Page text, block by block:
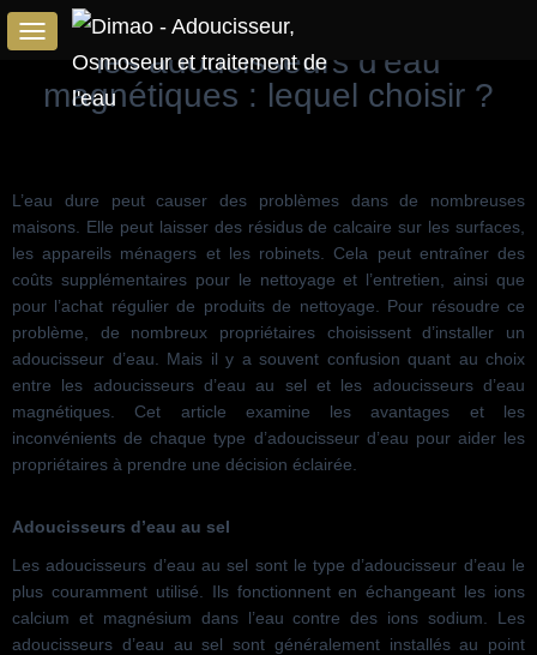
T
A
V
I
G
A
T
O
N
Les adoucisseurs d'eau au sel vs
les adoucisseurs d'eau
magnétiques : lequel choisir ?
L’eau dure peut causer des problèmes dans de nombreuses
maisons. Elle peut laisser des résidus de calcaire sur les surfaces,
les appareils ménagers et les robinets. Cela peut entraîner des
coûts supplémentaires pour le nettoyage et l’entretien, ainsi que
pour l’achat régulier de produits de nettoyage. Pour résoudre ce
problème, de nombreux propriétaires choisissent d’installer un
adoucisseur d’eau. Mais il y a souvent confusion quant au choix
entre les adoucisseurs d’eau au sel et les adoucisseurs d’eau
magnétiques. Cet article examine les avantages et les
inconvénients de chaque type d’adoucisseur d’eau pour aider les
propriétaires à prendre une décision éclairée.
Adoucisseurs d’eau au sel
Les adoucisseurs d’eau au sel sont le type d’adoucisseur d’eau le
plus couramment utilisé. Ils fonctionnent en échangeant les ions
calcium et magnésium dans l’eau contre des ions sodium. Les
adoucisseurs d’eau au sel sont généralement installés au point